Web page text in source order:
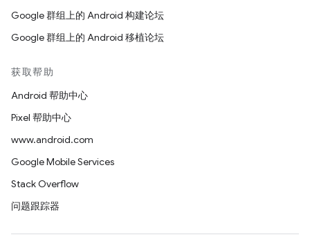
Google 群组上的 Android 构建论坛
Google 群组上的 Android 移植论坛
获取帮助
Android 帮助中心
Pixel 帮助中心
www.android.com
Google Mobile Services
Stack Overflow
问题跟踪器